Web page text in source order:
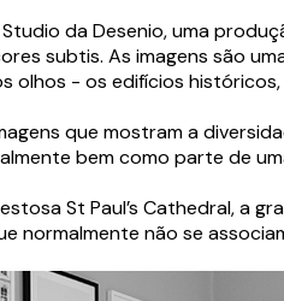
da Desenio, uma
subtis. As imagens são
olhos - os edifícios
que mostram a
bem como parte de
St Paul’s Cathedral, a
normalmente não se